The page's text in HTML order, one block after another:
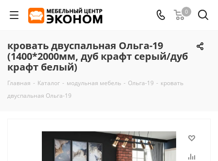
0
кровать двуспальная Ольга-19
(1400*2000мм, дуб крафт серый/дуб
крафт белый)
Главная - Каталог - модульная мебель - Ольга-19 - кровать
двуспальная Ольга-19